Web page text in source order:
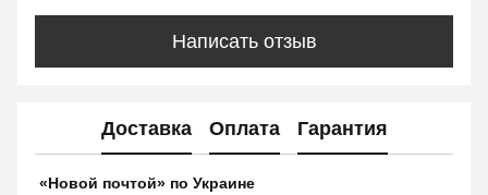
Написать отзыв
Доставка Оплата Гарантия
«Новой почтой» по Украине